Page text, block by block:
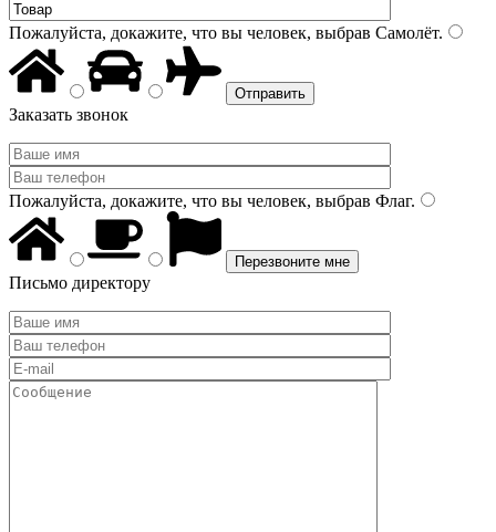
Пожалуйста, докажите, что вы человек, выбрав Самолёт.
Заказать звонок
Пожалуйста, докажите, что вы человек, выбрав Флаг.
Письмо директору